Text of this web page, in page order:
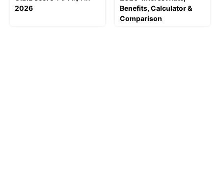
2026
Benefits, Calculator &
Comparison